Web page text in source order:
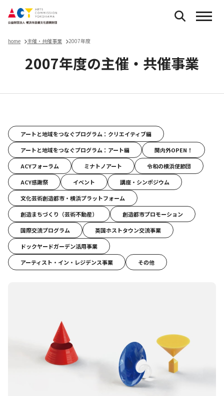
home 主催・共催事業 2007年度
2007年度の主催・共催事業
主催・共催事業
アートと地域をつなぐプログラム：クリエイティブ編
アートと地域をつなぐプログラム：アート編
関内外OPEN！
ACYフォーラム
ミナトノアート
令和の横浜使節団
ACY感謝祭
イベント
講座・シンポジウム
文化芸術創造都市・横浜プラットフォーム
創造まちづくり（芸術不動産）
創造都市プロモーション
国際交流プログラム
英国ホストタウン交流事業
ドックヤードガーデン活用事業
アーティスト・イン・レジデンス事業
その他